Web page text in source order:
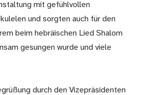
mit gefühlvollen
und sorgten auch für den
beim hebräischen Lied Shalom
gesungen wurde und viele
durch den Vizepräsidenten